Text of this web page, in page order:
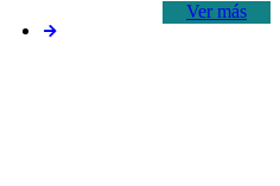
Ver más